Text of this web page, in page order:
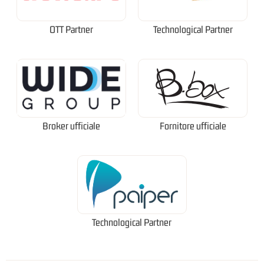
OTT Partner Technological Partner
Broker ufficiale Fornitore ufficiale
Technological Partner